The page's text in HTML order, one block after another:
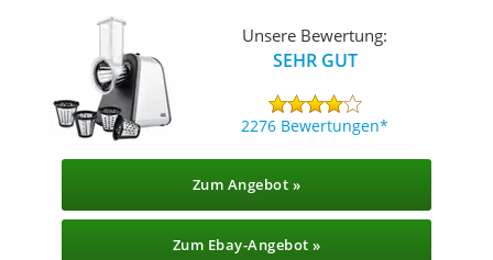
Unsere Bewertung:
SEHR GUT
2276 Bewertungen
Zum Angebot »
Zum Ebay-Angebot »